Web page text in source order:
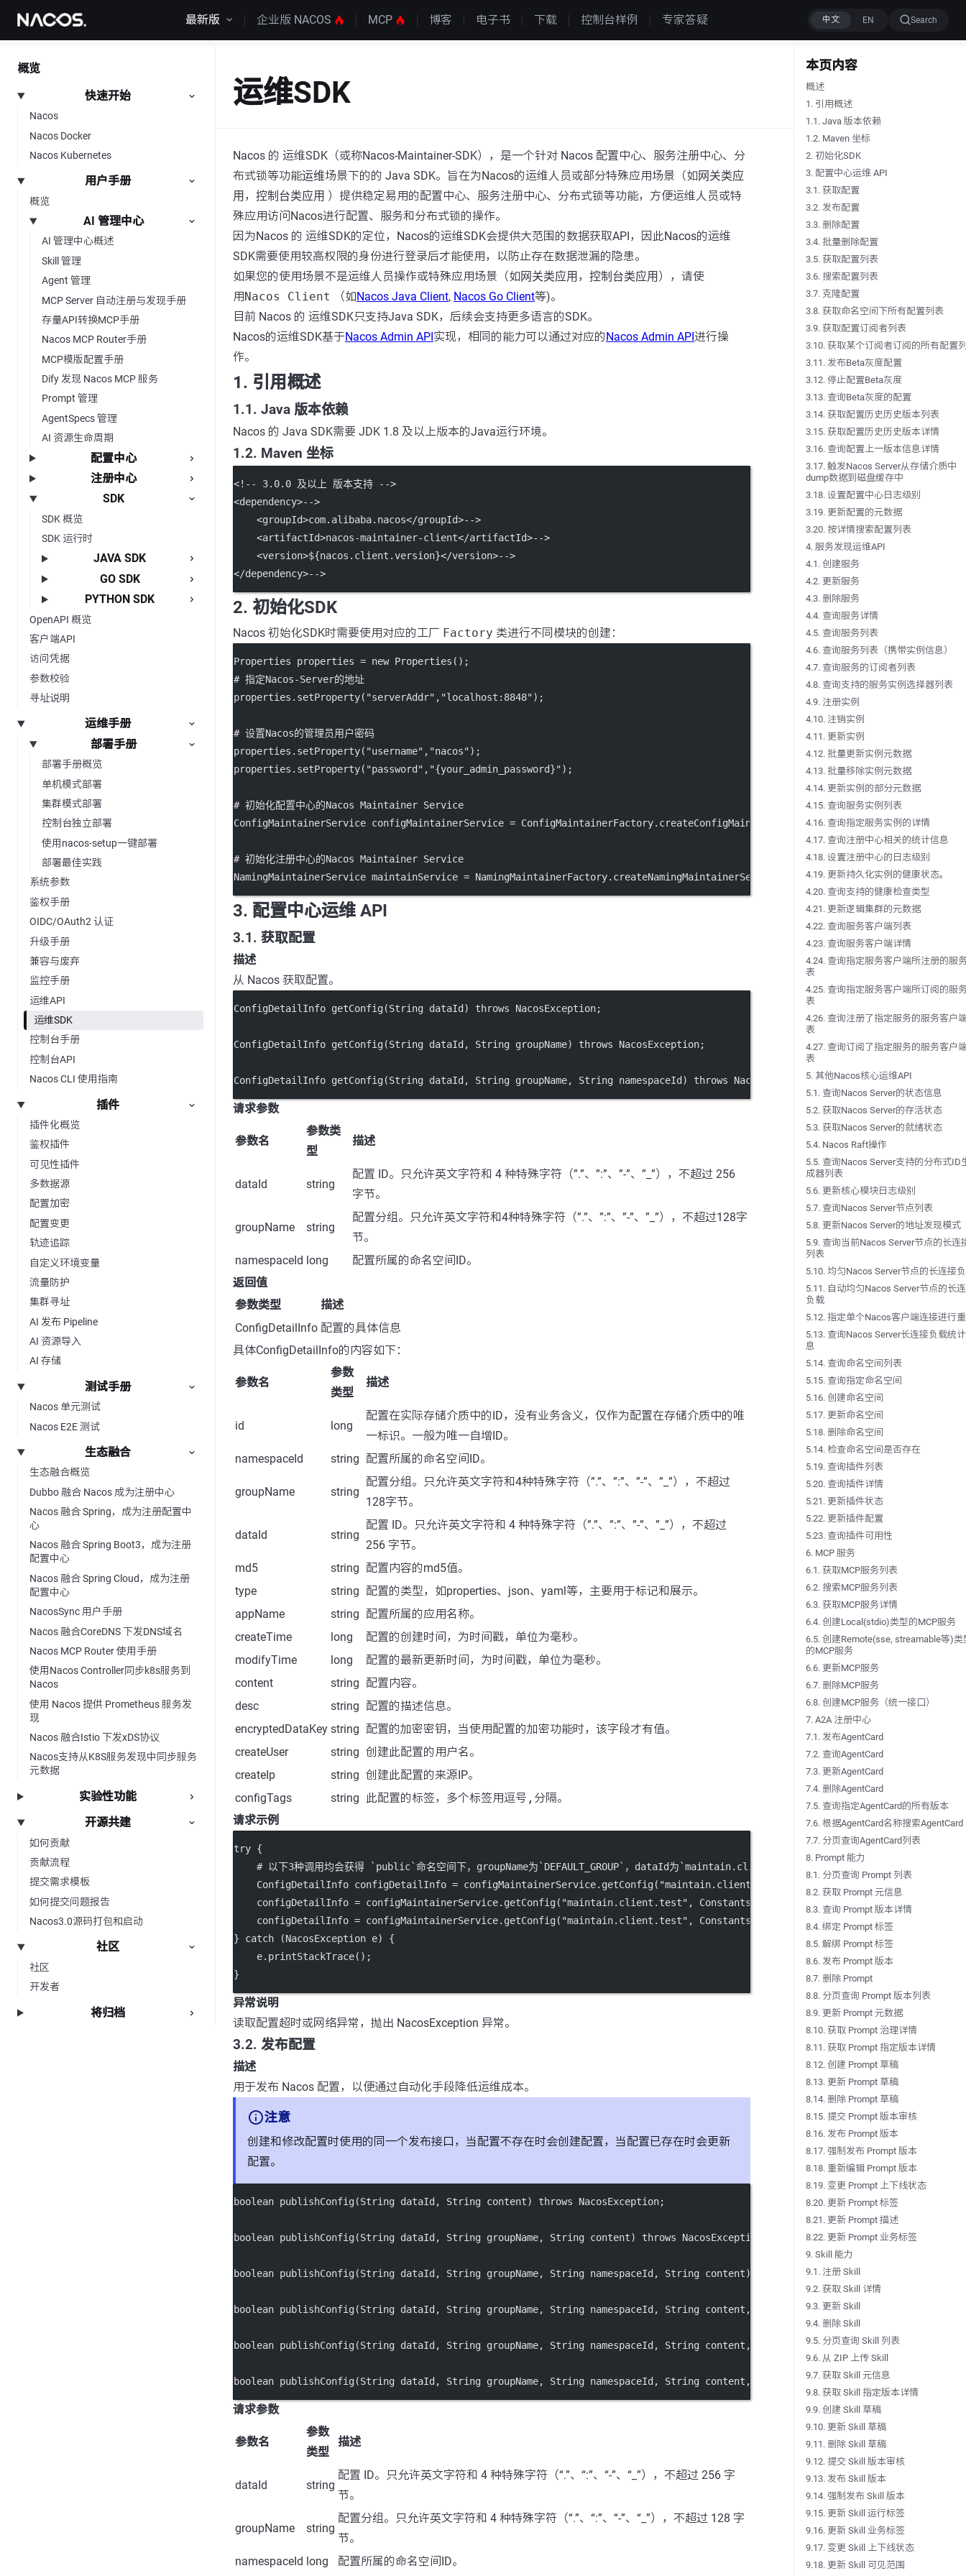
跳转到内容 最新版 企业版 NACOS MCP 博客 电子书 下载 控制台样例 专家答疑 Search
概览
快速开始
Nacos
Nacos Docker
Nacos Kubernetes
用户手册
概览
AI 管理中心
AI 管理中心概述
Skill 管理
Agent 管理
MCP Server 自动注册与发现手册
存量API转换MCP手册
Nacos MCP Router手册
MCP模版配置手册
Dify 发现 Nacos MCP 服务
Prompt 管理
AgentSpecs 管理
AI 资源生命周期
配置中心
注册中心
SDK
SDK 概览
SDK 运行时
JAVA SDK
GO SDK
PYTHON SDK
OpenAPI 概览
客户端API
访问凭据
参数校验
寻址说明
运维手册
部署手册
部署手册概览
单机模式部署
集群模式部署
控制台独立部署
使用nacos-setup一键部署
部署最佳实践
系统参数
鉴权手册
OIDC/OAuth2 认证
升级手册
兼容与废弃
监控手册
运维API
运维SDK
控制台手册
控制台API
Nacos CLI 使用指南
插件
插件化概览
鉴权插件
可见性插件
多数据源
配置加密
配置变更
轨迹追踪
自定义环境变量
流量防护
集群寻址
AI 发布 Pipeline
AI 资源导入
AI 存储
测试手册
Nacos 单元测试
Nacos E2E 测试
生态融合
生态融合概览
Dubbo 融合 Nacos 成为注册中心
Nacos 融合 Spring，成为注册配置中
心
Nacos 融合 Spring Boot3，成为注册
配置中心
Nacos 融合 Spring Cloud，成为注册
配置中心
NacosSync 用户手册
Nacos 融合CoreDNS 下发DNS域名
Nacos MCP Router 使用手册
使用Nacos Controller同步k8s服务到
Nacos
使用 Nacos 提供 Prometheus 服务发
现
Nacos 融合Istio 下发xDS协议
Nacos支持从K8S服务发现中同步服务
元数据
实验性功能
开源共建
如何贡献
贡献流程
提交需求模板
如何提交问题报告
Nacos3.0源码打包和启动
社区
社区
开发者
将归档
本页内容
概述
1. 引用概述
1.1. Java 版本依赖
1.2. Maven 坐标
2. 初始化SDK
3. 配置中心运维 API
3.1. 获取配置
3.2. 发布配置
3.3. 删除配置
3.4. 批量删除配置
3.5. 获取配置列表
3.6. 搜索配置列表
3.7. 克隆配置
3.8. 获取命名空间下所有配置列表
3.9. 获取配置订阅者列表
3.10. 获取某个订阅者订阅的所有配置
3.11. 发布Beta灰度配置
3.12. 停止配置Beta灰度
3.13. 查询Beta灰度的配置
3.14. 获取配置历史历史版本列表
3.15. 获取配置历史历史版本详情
3.16. 查询配置上一版本信息详情
3.17. 触发Nacos Server从存储介质中
dump数据到磁盘缓存中
3.18. 设置配置中心日志级别
3.19. 更新配置的元数据
3.20. 按详情搜索配置列表
4. 服务发现运维API
4.1. 创建服务
4.2. 更新服务
4.3. 删除服务
4.4. 查询服务详情
4.5. 查询服务列表
4.6. 查询服务列表（携带实例信息）
4.7. 查询服务的订阅者列表
4.8. 查询支持的服务实例选择器列表
4.9. 注册实例
4.10. 注销实例
4.11. 更新实例
4.12. 批量更新实例元数据
4.13. 批量移除实例元数据
4.14. 更新实例的部分元数据
4.15. 查询服务实例列表
4.16. 查询指定服务实例的详情
4.17. 查询注册中心相关的统计信息
4.18. 设置注册中心的日志级别
4.19. 更新持久化实例的健康状态。
4.20. 查询支持的健康检查类型
4.21. 更新逻辑集群的元数据
4.22. 查询服务客户端列表
4.23. 查询服务客户端详情
4.24. 查询指定服务客户端所注册的服
表
4.25. 查询指定服务客户端所订阅的服
表
4.26. 查询注册了指定服务的服务客户
表
4.27. 查询订阅了指定服务的服务客户
表
5. 其他Nacos核心运维API
5.1. 查询Nacos Server的状态信息
5.2. 获取Nacos Server的存活状态
5.3. 获取Nacos Server的就绪状态
5.4. Nacos Raft操作
5.5. 查询Nacos Server支持的分布式ID
成器列表
5.6. 更新核心模块日志级别
5.7. 查询Nacos Server节点列表
5.8. 更新Nacos Server的地址发现模式
5.9. 查询当前Nacos Server节点的长连
列表
5.10. 均匀Nacos Server节点的长连接
5.11. 自动均匀Nacos Server节点的长
负载
5.12. 指定单个Nacos客户端连接进行
5.13. 查询Nacos Server长连接负载统
息
5.14. 查询命名空间列表
5.15. 查询指定命名空间
5.16. 创建命名空间
5.17. 更新命名空间
5.18. 删除命名空间
5.14. 检查命名空间是否存在
5.19. 查询插件列表
5.20. 查询插件详情
5.21. 更新插件状态
5.22. 更新插件配置
5.23. 查询插件可用性
6. MCP 服务
6.1. 获取MCP服务列表
6.2. 搜索MCP服务列表
6.3. 获取MCP服务详情
6.4. 创建Local(stdio)类型的MCP服务
6.5. 创建Remote(sse, streamable等)类
的MCP服务
6.6. 更新MCP服务
6.7. 删除MCP服务
6.8. 创建MCP服务（统一接口）
7. A2A 注册中心
7.1. 发布AgentCard
7.2. 查询AgentCard
7.3. 更新AgentCard
7.4. 删除AgentCard
7.5. 查询指定AgentCard的所有版本
7.6. 根据AgentCard名称搜索AgentCard
7.7. 分页查询AgentCard列表
8. Prompt 能力
8.1. 分页查询 Prompt 列表
8.2. 获取 Prompt 元信息
8.3. 查询 Prompt 版本详情
8.4. 绑定 Prompt 标签
8.5. 解绑 Prompt 标签
8.6. 发布 Prompt 版本
8.7. 删除 Prompt
8.8. 分页查询 Prompt 版本列表
8.9. 更新 Prompt 元数据
8.10. 获取 Prompt 治理详情
8.11. 获取 Prompt 指定版本详情
8.12. 创建 Prompt 草稿
8.13. 更新 Prompt 草稿
8.14. 删除 Prompt 草稿
8.15. 提交 Prompt 版本审核
8.16. 发布 Prompt 版本
8.17. 强制发布 Prompt 版本
8.18. 重新编辑 Prompt 版本
8.19. 变更 Prompt 上下线状态
8.20. 更新 Prompt 标签
8.21. 更新 Prompt 描述
8.22. 更新 Prompt 业务标签
9. Skill 能力
9.1. 注册 Skill
9.2. 获取 Skill 详情
9.3. 更新 Skill
9.4. 删除 Skill
9.5. 分页查询 Skill 列表
9.6. 从 ZIP 上传 Skill
9.7. 获取 Skill 元信息
9.8. 获取 Skill 指定版本详情
9.9. 创建 Skill 草稿
9.10. 更新 Skill 草稿
9.11. 删除 Skill 草稿
9.12. 提交 Skill 版本审核
9.13. 发布 Skill 版本
9.14. 强制发布 Skill 版本
9.15. 更新 Skill 运行标签
9.16. 更新 Skill 业务标签
9.17. 变更 Skill 上下线状态
9.18. 更新 Skill 可见范围
运维SDK
Nacos 的 运维SDK（或称Nacos-Maintainer-SDK），是一个针对 Nacos 配置中心、服务注册中心、分
布式锁等功能运维场景下的的 Java SDK。旨在为Nacos的运维人员或部分特殊应用场景（如网关类应
用 ， 控制台类应用 ）提供稳定易用的配置中心、服务注册中心、分布式锁等功能，方便运维人员或特
殊应用访问Nacos进行配置、服务和分布式锁的操作。
因为Nacos 的 运维SDK的定位，Nacos的运维SDK会提供大范围的数据获取API，因此Nacos的运维
SDK需要使用较高权限的身份进行登录后才能使用，以防止存在数据泄漏的隐患。
如果您的使用场景不是运维人员操作或特殊应用场景（如网关类应用 ， 控制台类应用 ），请使
用Nacos Client （如Nacos Java Client, Nacos Go Client等)。
目前 Nacos 的 运维SDK只支持Java SDK，后续会支持更多语言的SDK。
Nacos的运维SDK基于Nacos Admin API实现，相同的能力可以通过对应的Nacos Admin API进行操
作。
1. 引用概述
1.1. Java 版本依赖
Nacos 的 Java SDK需要 JDK 1.8 及以上版本的Java运行环境。
1.2. Maven 坐标
<!-- 3.0.0 及以上 版本支持 -->
<dependency>-->
    <groupId>com.alibaba.nacos</groupId>-->
    <artifactId>nacos-maintainer-client</artifactId>-->
    <version>${nacos.client.version}</version>-->
</dependency>-->
2. 初始化SDK
Nacos 初始化SDK时需要使用对应的工厂 Factory 类进行不同模块的创建：
Properties properties = new Properties ();
# 指定Nacos-Server的地址
properties. setProperty( "serverAddr" , "localhost:8848");
# 设置Nacos的管理员用户密码
properties. setProperty( "username" , "nacos");
properties. setProperty( "password" , "{your_admin_password}");
# 初始化配置中心的Nacos Maintainer Service
ConfigMaintainerService configMaintainerService = ConfigMaintainerFactory. createConfigMaintainerService (properties);
# 初始化注册中心的Nacos Maintainer Service
NamingMaintainerService maintainService = NamingMaintainerFactory. createNamingMaintainerService (properties);
3. 配置中心运维 API
3.1. 获取配置
描述
从 Nacos 获取配置。
ConfigDetailInfo getConfig(String dataId) throws NacosException;
ConfigDetailInfo getConfig(String dataId, String groupName) throws NacosException;
ConfigDetailInfo getConfig(String dataId, String groupName, String namespaceId) throws NacosException;
请求参数
参数名
参数类
型
描述
dataId string
配置 ID。只允许英文字符和 4 种特殊字符（”.”、”:”、”-”、”_”），不超过 256
字节。
groupName string
配置分组。只允许英文字符和4种特殊字符（”.”、”:”、”-”、”_”），不超过128字
节。
namespaceId long
配置所属的命名空间ID。
返回值
参数类型
描述
ConfigDetailInfo 配置的具体信息
具体ConfigDetailInfo的内容如下：
参数名
参数
类型
描述
id long
配置在实际存储介质中的ID，没有业务含义，仅作为配置在存储介质中的唯
一标识。一般为唯一自增ID。
namespaceId
string 配置所属的命名空间ID。
groupName string
配置分组。只允许英文字符和4种特殊字符（”.”、”:”、”-”、”_”），不超过
128字节。
dataId string
配置 ID。只允许英文字符和 4 种特殊字符（”.”、”:”、”-”、”_”），不超过
256 字节。
md5
string 配置内容的md5值。
type
string 配置的类型，如properties、json、yaml等，主要用于标记和展示。
appName
string 配置所属的应用名称。
createTime
long
配置的创建时间，为时间戳，单位为毫秒。
modifyTime
long
配置的最新更新时间，为时间戳，单位为毫秒。
content
string 配置内容。
desc
string 配置的描述信息。
encryptedDataKey string 配置的加密密钥，当使用配置的加密功能时，该字段才有值。
createUser
string 创建此配置的用户名。
createIp
string 创建此配置的来源IP。
configTags
string 此配置的标签，多个标签用逗号 , 分隔。
请求示例
try {
    # 以下3种调用均会获得 `
public`命名空间下，groupName为`DEFAULT_GROUP`，dataId为`maintain.client.test`的配置信息。
    ConfigDetailInfo configDetailInfo
= configMaintainerService. getConfig( "maintain.client.test"
    configDetailInfo
= configMaintainerService. getConfig( "maintain.client.test" , Constants.DEFAULT_GROUP);
    configDetailInfo
= configMaintainerService. getConfig( "maintain.client.test" , Constants.DEFAULT_GROUP,
} catch (NacosException e) {
    e.
printStackTrace();
}
异常说明
读取配置超时或网络异常，抛出 NacosException 异常。
3.2. 发布配置
描述
用于发布 Nacos 配置，以便通过自动化手段降低运维成本。
注意
创建和修改配置时使用的同一个发布接口，当配置不存在时会创建配置，当配置已存在时会更新
配置。
boolean publishConfig(String dataId, String content) throws NacosException;
boolean publishConfig(String dataId, String groupName, String content) throws NacosExceptio;
boolean publishConfig(String dataId, String groupName, String namespaceId, String content) throws NacosException;
boolean publishConfig(String dataId, String groupName, String namespaceId, String content, String desc) throws NacosException;
boolean publishConfig(String dataId, String groupName, String namespaceId, String content, String desc, String type) throws
boolean publishConfig(String dataId, String groupName, String namespaceId, String content, String appName, String srcUser,
请求参数
参数名
参数
类型
描述
dataId string
配置 ID。只允许英文字符和 4 种特殊字符（“.”、“:”、“-”、“_”），不超过 256 字
节。
groupName string
配置分组。只允许英文字符和 4 种特殊字符（“.”、“:”、“-”、“_”），不超过 128 字
节。
namespaceId long 配置所属的命名空间ID。